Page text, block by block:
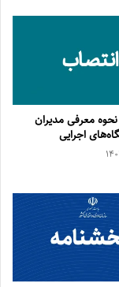
معرفی مدیران
اجرایی